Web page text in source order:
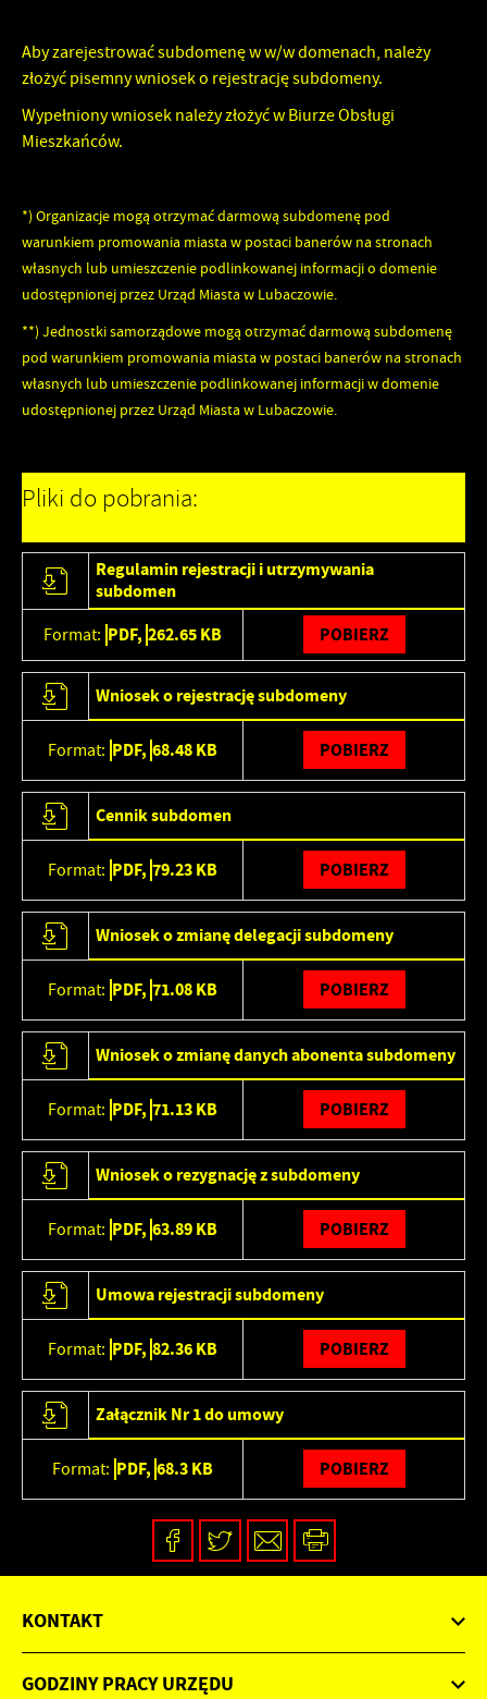
Aby zarejestrować subdomenę w w/w domenach, należy
złożyć pisemny wniosek o rejestrację subdomeny.
Wypełniony wniosek należy złożyć w Biurze Obsługi
Mieszkańców.
*) Organizacje mogą otrzymać darmową subdomenę pod
warunkiem promowania miasta w postaci banerów na stronach
własnych lub umieszczenie podlinkowanej informacji o domenie
udostępnionej przez Urząd Miasta w Lubaczowie.
**) Jednostki samorządowe mogą otrzymać darmową subdomenę
pod warunkiem promowania miasta w postaci banerów na stronach
własnych lub umieszczenie podlinkowanej informacji w domenie
udostępnionej przez Urząd Miasta w Lubaczowie.
Pliki do pobrania:
Regulamin rejestracji i utrzymywania
subdomen
Format: PDF, 262.65 KB POBIERZ
Wniosek o rejestrację subdomeny
Format: PDF, 68.48 KB POBIERZ
Cennik subdomen
Format: PDF, 79.23 KB POBIERZ
Wniosek o zmianę delegacji subdomeny
Format: PDF, 71.08 KB POBIERZ
Wniosek o zmianę danych abonenta subdomeny
Format: PDF, 71.13 KB POBIERZ
Wniosek o rezygnację z subdomeny
Format: PDF, 63.89 KB POBIERZ
Umowa rejestracji subdomeny
Format: PDF, 82.36 KB POBIERZ
Załącznik Nr 1 do umowy
Format: PDF, 68.3 KB POBIERZ
KONTAKT
GODZINY PRACY URZĘDU